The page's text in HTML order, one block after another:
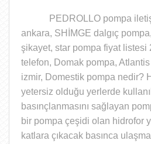
PEDROLLO pompa
ankara, SHİMGE dalgıç
şikayet, star pompa fiyat listesi
telefon, Domak pompa,
izmir, Domestik pompa nedir?
yetersiz olduğu yerlerde
basınçlanmasını sağlayan
bir pompa çeşidi olan hidrofor
katlara çıkacak basınca